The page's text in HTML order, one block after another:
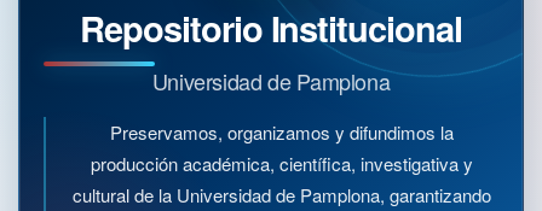
Repositorio Institucional
Universidad de Pamplona
Preservamos, organizamos y difundimos la
producción académica, científica, investigativa y
cultural de la Universidad de Pamplona, garantizando